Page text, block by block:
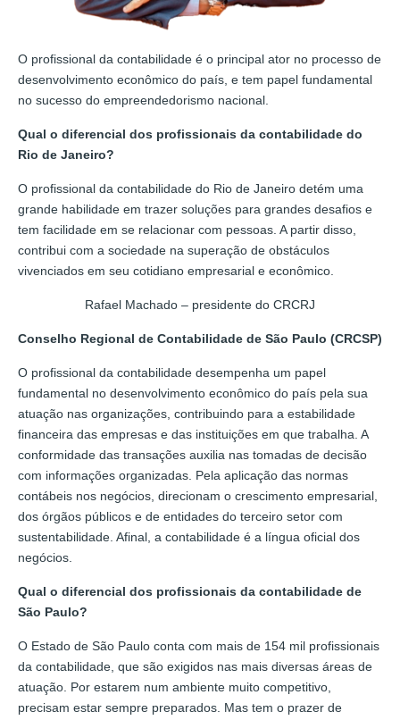
O profissional da contabilidade é o principal ator no processo de
desenvolvimento econômico do país, e tem papel fundamental
no sucesso do empreendedorismo nacional.
Qual o diferencial dos profissionais da contabilidade do
Rio de Janeiro?
O profissional da contabilidade do Rio de Janeiro detém uma
grande habilidade em trazer soluções para grandes desafios e
tem facilidade em se relacionar com pessoas. A partir disso,
contribui com a sociedade na superação de obstáculos
vivenciados em seu cotidiano empresarial e econômico.
Rafael Machado – presidente do CRCRJ
Conselho Regional de Contabilidade de São Paulo (CRCSP)
O profissional da contabilidade desempenha um papel
fundamental no desenvolvimento econômico do país pela sua
atuação nas organizações, contribuindo para a estabilidade
financeira das empresas e das instituições em que trabalha. A
conformidade das transações auxilia nas tomadas de decisão
com informações organizadas. Pela aplicação das normas
contábeis nos negócios, direcionam o crescimento empresarial,
dos órgãos públicos e de entidades do terceiro setor com
sustentabilidade. Afinal, a contabilidade é a língua oficial dos
negócios.
Qual o diferencial dos profissionais da contabilidade de
São Paulo?
O Estado de São Paulo conta com mais de 154 mil profissionais
da contabilidade, que são exigidos nas mais diversas áreas de
atuação. Por estarem num ambiente muito competitivo,
precisam estar sempre preparados. Mas tem o prazer de